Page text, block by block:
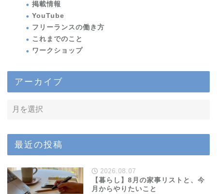
掲載情報
YouTube
フリーランスの働き方
これまでのこと
ワークショップ
アーカイブ
最近の投稿
2026.08.07
【暮らし】8月の家事リストと、今
月からやりたいこと